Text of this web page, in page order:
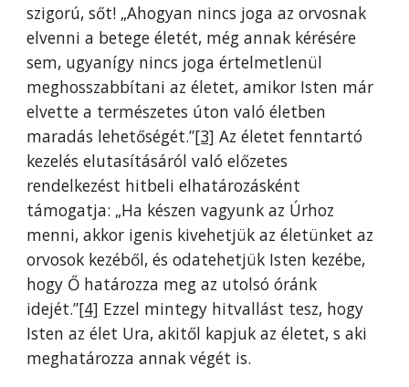
szigorú, sőt! „Ahogyan nincs joga az orvosnak
elvenni a betege életét, még annak kérésére
sem, ugyanígy nincs joga értelmetlenül
meghosszabbítani az életet, amikor Isten már
elvette a természetes úton való életben
maradás lehetőségét.”[3] Az életet fenntartó
kezelés elutasításáról való előzetes
rendelkezést hitbeli elhatározásként
támogatja: „Ha készen vagyunk az Úrhoz
menni, akkor igenis kivehetjük az életünket az
orvosok kezéből, és odatehetjük Isten kezébe,
hogy Ő határozza meg az utolsó óránk
idejét.”[4] Ezzel mintegy hitvallást tesz, hogy
Isten az élet Ura, akitől kapjuk az életet, s aki
meghatározza annak végét is.